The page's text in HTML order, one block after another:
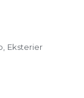
Eksterier